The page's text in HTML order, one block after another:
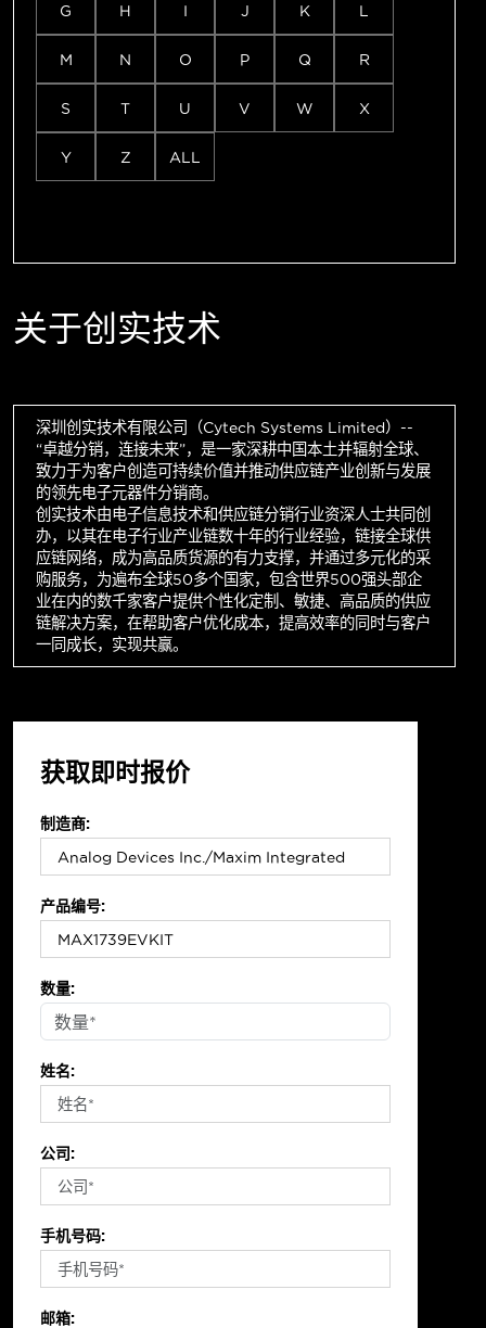
G H I J K L
M N O P Q R
S T U V W X
Y Z ALL
关于创实技术
深圳创实技术有限公司（Cytech Systems Limited）--
“卓越分销，连接未来”，是一家深耕中国本土并辐射全球、
致力于为客户创造可持续价值并推动供应链产业创新与发展
的领先电子元器件分销商。
创实技术由电子信息技术和供应链分销行业资深人士共同创
办，以其在电子行业产业链数十年的行业经验，链接全球供
应链网络，成为高品质货源的有力支撑，并通过多元化的采
购服务，为遍布全球50多个国家，包含世界500强头部企
业在内的数千家客户提供个性化定制、敏捷、高品质的供应
链解决方案，在帮助客户优化成本，提高效率的同时与客户
一同成长，实现共赢。
获取即时报价
制造商:
产品编号:
数量:
姓名:
公司:
手机号码:
邮箱: